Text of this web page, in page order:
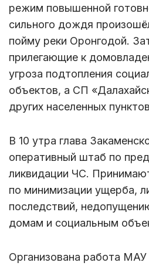
режим повышенной
сильного дождя
пойму реки Оронгодой.
прилегающие к
угроза подтопления
объектов, а СП
других населенных
В 10 утра глава
оперативный штаб по
ликвидации ЧС.
по минимизации ущерба,
последствий,
домам и социальным
Организована работа